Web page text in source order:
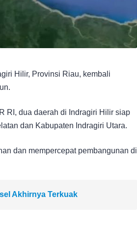
Hilir, Provinsi Riau, kembali
RI, dua daerah di Indragiri Hilir siap
dan Kabupaten Indragiri Utara.
dan mempercepat pembangunan di
Akhirnya Terkuak